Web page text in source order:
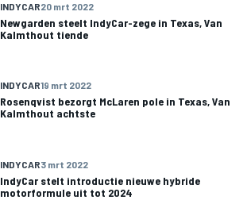
INDYCAR20 mrt 2022
Newgarden steelt IndyCar-zege in Texas, Van
Kalmthout tiende
INDYCAR19 mrt 2022
Rosenqvist bezorgt McLaren pole in Texas, Van
Kalmthout achtste
INDYCAR3 mrt 2022
IndyCar stelt introductie nieuwe hybride
motorformule uit tot 2024